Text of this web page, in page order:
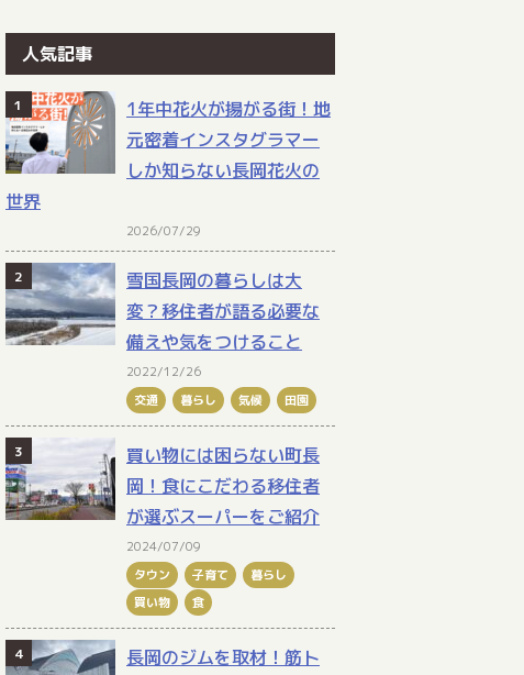
人気記事
1年中花火が揚がる街！地
元密着インスタグラマー
しか知らない長岡花火の
世界
2026/07/29
雪国長岡の暮らしは大
変？移住者が語る必要な
備えや気をつけること
2022/12/26
交通
暮らし 気候 田園
買い物には困らない町長
岡！食にこだわる移住者
が選ぶスーパーをご紹介
2024/07/09
タウン
子育て
暮らし
買い物
食
長岡のジムを取材！筋ト